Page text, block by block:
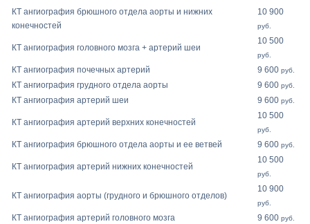
КТ ангиография брюшного отдела аорты и нижних
конечностей
10 900
руб.
КТ ангиография головного мозга + артерий шеи
10 500
руб.
КТ ангиография почечных артерий 9 600 руб.
КТ ангиография грудного отдела аорты 9 600 руб.
КТ ангиография артерий шеи 9 600 руб.
КТ ангиография артерий верхних конечностей
10 500
руб.
КТ ангиография брюшного отдела аорты и ее ветвей 9 600 руб.
КТ ангиография артерий нижних конечностей
10 500
руб.
КТ ангиография аорты (грудного и брюшного отделов)
10 900
руб.
КТ ангиография артерий головного мозга 9 600 руб.